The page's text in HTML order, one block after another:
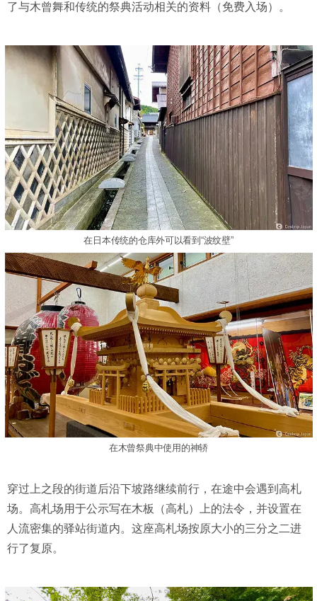
了与木曾舞和传统的祭典活动相关的资料（免费入场）。
在日本传统的仓库外可以看到“波纹壁”
在木曾祭典中使用的神轿
穿过上之段的街道后沿下坡路继续前行，在途中会遇到高札
场。高札场用于公示写在木板（高札）上的法令，并设置在
人流密集的驿站街道内。这座高札场按原大小的三分之二进
行了复原。